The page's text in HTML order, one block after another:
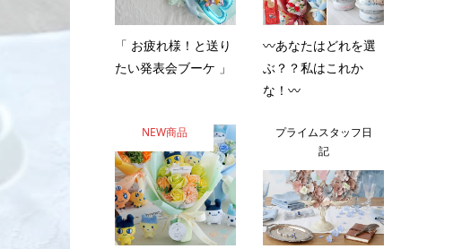
「 お疲れ様！と送り
たい発表会ブーケ 」
〰️あなたはどれを選
ぶ？？私はこれか
な！〰️
NEW商品
プライムスタッフ日
記